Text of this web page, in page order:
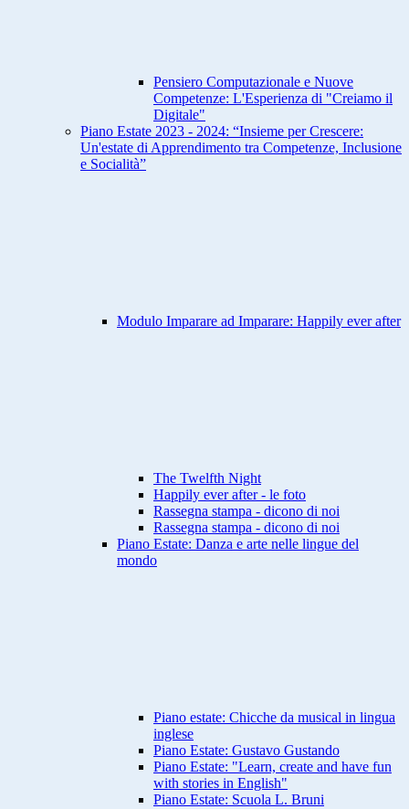
Pensiero Computazionale e Nuove
Competenze: L'Esperienza di "Creiamo il
Digitale"
Piano Estate 2023 - 2024: “Insieme per Crescere:
Un'estate di Apprendimento tra Competenze, Inclusione
e Socialità”
Modulo Imparare ad Imparare: Happily ever after
The Twelfth Night
Happily ever after - le foto
Rassegna stampa - dicono di noi
Rassegna stampa - dicono di noi
Piano Estate: Danza e arte nelle lingue del
mondo
Piano estate: Chicche da musical in lingua
inglese
Piano Estate: Gustavo Gustando
Piano Estate: "Learn, create and have fun
with stories in English"
Piano Estate: Scuola L. Bruni